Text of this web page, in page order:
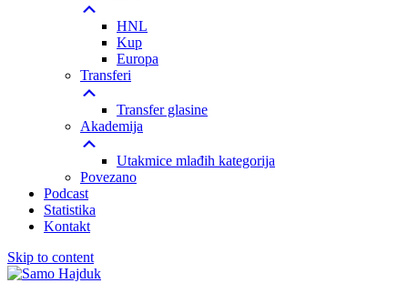
HNL
Kup
Europa
Transferi
Transfer glasine
Akademija
Utakmice mlađih kategorija
Povezano
Podcast
Statistika
Kontakt
Skip to content